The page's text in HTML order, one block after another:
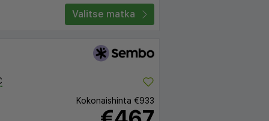
Valitse matka
Kokonaishinta €933